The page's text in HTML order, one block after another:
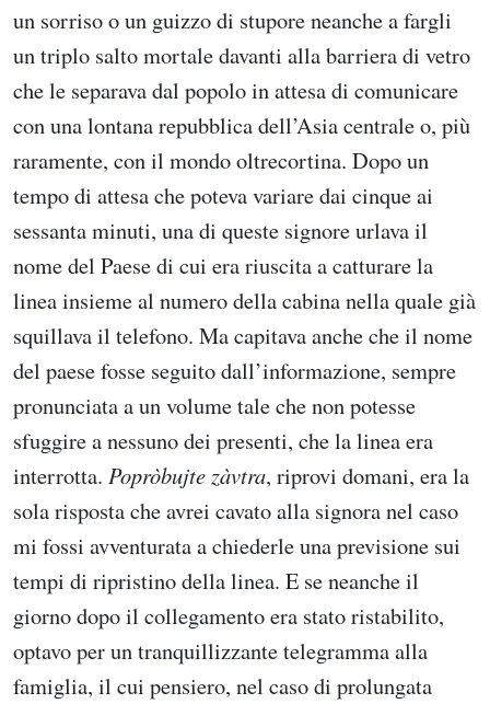
un sorriso o un guizzo di stupore neanche a fargli
un triplo salto mortale davanti alla barriera di vetro
che le separava dal popolo in attesa di comunicare
con una lontana repubblica dell’Asia centrale o, più
raramente, con il mondo oltrecortina. Dopo un
tempo di attesa che poteva variare dai cinque ai
sessanta minuti, una di queste signore urlava il
nome del Paese di cui era riuscita a catturare la
linea insieme al numero della cabina nella quale già
squillava il telefono. Ma capitava anche che il nome
del paese fosse seguito dall’informazione, sempre
pronunciata a un volume tale che non potesse
sfuggire a nessuno dei presenti, che la linea era
interrotta. Popròbujte zàvtra, riprovi domani, era la
sola risposta che avrei cavato alla signora nel caso
mi fossi avventurata a chiederle una previsione sui
tempi di ripristino della linea. E se neanche il
giorno dopo il collegamento era stato ristabilito,
optavo per un tranquillizzante telegramma alla
famiglia, il cui pensiero, nel caso di prolungata